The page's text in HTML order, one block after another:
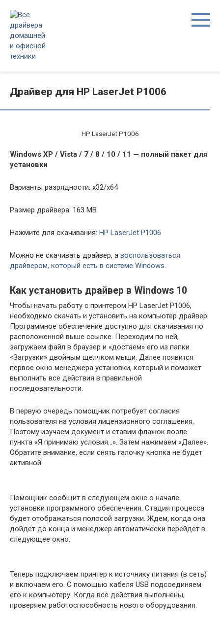
контенту
Драйвер для HP LaserJet P1006
HP LaserJet P1006
Windows XP / Vista / 7 / 8 / 10 / 11 — полный пакет для
установки
Варианты разрядности: x32/x64
Размер драйвера: 163 MB
Нажмите для скачивания: HP LaserJet P1006
Можно не скачивать драйвер, а воспользоваться
драйвером, который есть в системе Windows
Как установить драйвер в Windows 10
Чтобы начать работу с принтером HP LaserJet P1006,
необходимо скачать и установить на компьютер драйвер.
Программное обеспечение доступно для скачивания по
расположенной выше ссылке. Переходим по ней,
загружаем файл в браузер и «достаем» его из папки
«Загрузки» двойным щелчком мыши. Далее появится
первое окно менеджера установки, который и поможет
выполнить все действия в правильной
последовательности.
В первую очередь помощник потребует согласия
пользователя на условия лицензионного соглашения.
Поэтому изучаем документ и ставим флажок возле
пункта «Я принимаю условия…». Затем нажимаем «Далее».
Обратите внимание, если снять галочку кнопка не будет
активной.
Помощник сообщит в следующем окне о начале
установки программного обеспечения. Стадия процесса
будет отображаться полосой загрузки. Ждем, когда она
дойдет до конца и менеджер автоматически перейдет в
следующее окно.
Теперь подключаем принтер к источнику питания (в сеть)
и включаем его. С помощью кабеля USB подсоединяем
его к компьютеру. Когда все действия выполнены,
проверяем работоспособность нового оборудования.